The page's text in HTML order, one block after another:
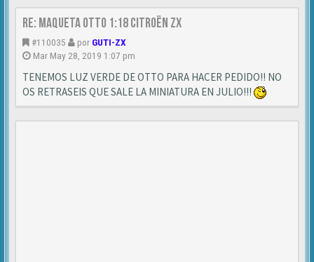
Re: MAQUETA OTTO 1:18 CITROËN ZX
#110035 por GUTI-ZX
Mar May 28, 2019 1:07 pm
TENEMOS LUZ VERDE DE OTTO PARA HACER PEDIDO!! NO
OS RETRASEIS QUE SALE LA MINIATURA EN JULIO!!!